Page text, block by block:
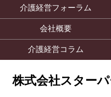
介護経営フォーラム
会社概要
介護経営コラム
株式会社スター